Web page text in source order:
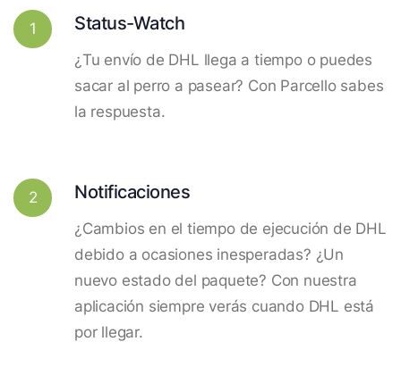
1 Status-Watch
¿Tu envío de DHL llega a tiempo o puedes
sacar al perro a pasear? Con Parcello sabes
la respuesta.
2 Notificaciones
¿Cambios en el tiempo de ejecución de DHL
debido a ocasiones inesperadas? ¿Un
nuevo estado del paquete? Con nuestra
aplicación siempre verás cuando DHL está
por llegar.